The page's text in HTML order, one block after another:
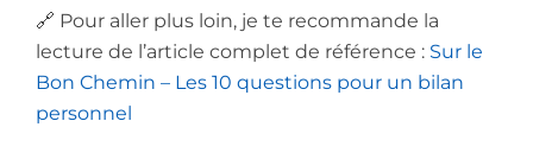
🔗 Pour aller plus loin, je te recommande la
lecture de l’article complet de référence : Sur le
Bon Chemin – Les 10 questions pour un bilan
personnel